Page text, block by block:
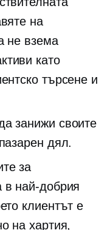
на
не взема
като
търсене и
занижи своите
дял.
за
в най-добрия
клиентът е
на хартия,